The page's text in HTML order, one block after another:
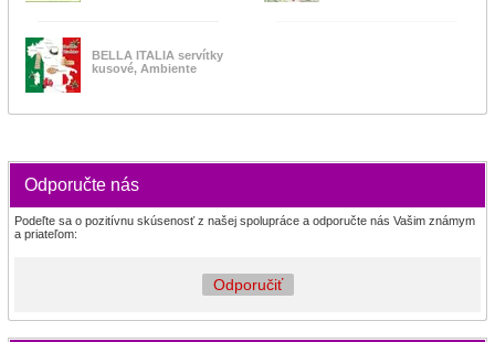
BELLA ITALIA servítky
kusové, Ambiente
Odporučte nás
Podeľte sa o pozitívnu skúsenosť z našej spolupráce a odporučte nás Vašim známym
a priateľom:
Odporučiť